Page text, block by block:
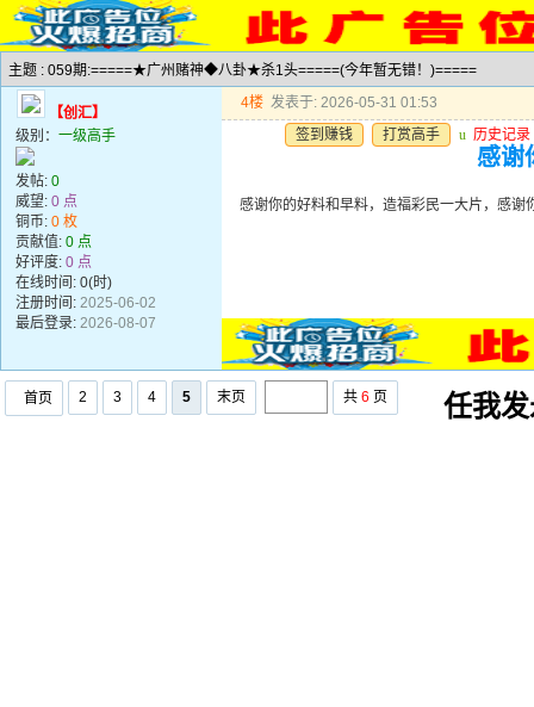
主题 : 059期:=====★广州赌神◆八卦★杀1头=====(今年暂无错！)=====
【创汇】
级别： 一级高手
发帖: 0
威望: 0 点
铜币: 0 枚
贡献值: 0 点
好评度: 0 点
在线时间: 0(时)
注册时间: 2025-06-02
最后登录: 2026-08-07
4楼 发表于: 2026-05-31 01:53
签到赚钱
打赏高手 u 历史记录
感谢
感谢你的好料和早料，造福彩民一大片，感谢
首页 2 3 4 5 末页 共 6 页 任我发